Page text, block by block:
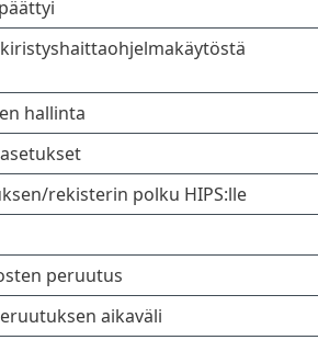
hallinta
rekisterin polku HIPS:lle
peruutus
aikaväli